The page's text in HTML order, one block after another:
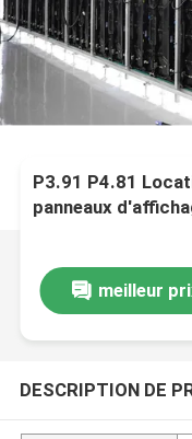
P3.91 P4.81
panneaux
meilleur
DESCRIPTION DE